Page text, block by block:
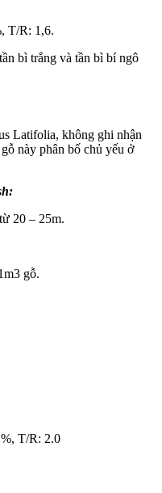
T/R: 1,6.
bì trắng và tần bì bí ngô
Latifolia, không ghi nhận
này phân bố chủ yếu ở
20 – 25m.
gỗ.
T/R: 2.0